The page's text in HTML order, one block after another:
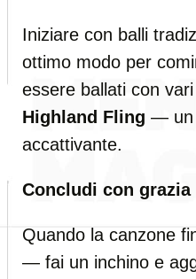
Iniziare con balli
ottimo modo per
essere ballati con
Highland Fling — un
accattivante.
Concludi con grazia
Quando la canzone
— fai un inchino e